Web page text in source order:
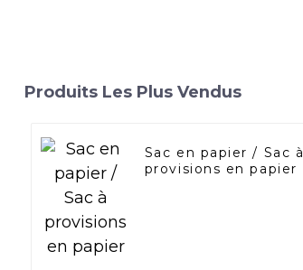
Produits Les Plus Vendus
Sac en papier / Sac à
provisions en papier